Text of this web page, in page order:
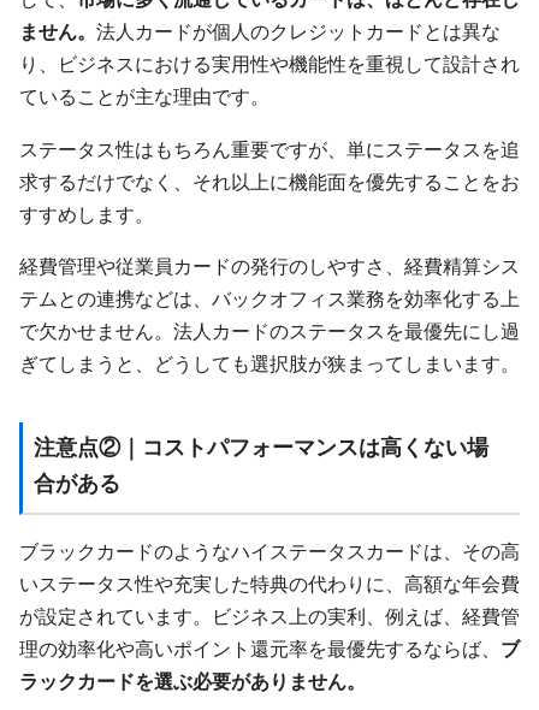
ません。 法人カードが個人のクレジットカードとは異な
り、ビジネスにおける実用性や機能性を重視して設計され
ていることが主な理由です。
ステータス性はもちろん重要ですが、単にステータスを追
求するだけでなく、それ以上に機能面を優先することをお
すすめします。
経費管理や従業員カードの発行のしやすさ、経費精算シス
テムとの連携などは、バックオフィス業務を効率化する上
で欠かせません。法人カードのステータスを最優先にし過
ぎてしまうと、どうしても選択肢が狭まってしまいます。
注意点②｜コストパフォーマンスは高くない場
合がある
ブラックカードのようなハイステータスカードは、その高
いステータス性や充実した特典の代わりに、高額な年会費
が設定されています。ビジネス上の実利、例えば、経費管
理の効率化や高いポイント還元率を最優先するならば、 ブ
ラックカードを選ぶ必要がありません。